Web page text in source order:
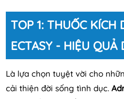
TOP 1: THUỐC KÍCH
ECTASY - HIỆU QUẢ
Là lựa chọn tuyệt vời cho
cải thiện đời sống tình dục.